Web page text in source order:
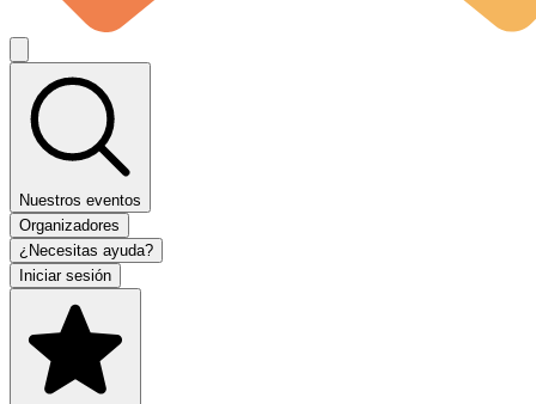
Nuestros eventos
Organizadores
¿Necesitas ayuda?
Iniciar sesión